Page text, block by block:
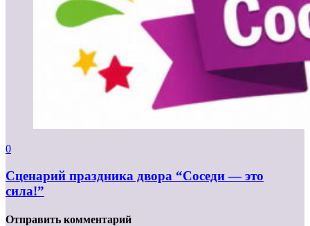
0
Сценарий праздника двора “Соседи — это
сила!”
Отправить комментарий